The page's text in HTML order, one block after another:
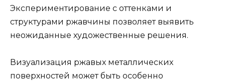
Экспериментирование с оттенками и
структурами ржавчины позволяет выявить
неожиданные художественные решения.
Визуализация ржавых металлических
поверхностей может быть особенно